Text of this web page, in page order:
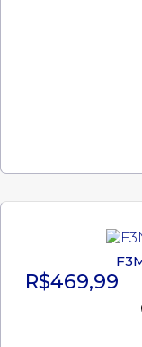
R$469,99